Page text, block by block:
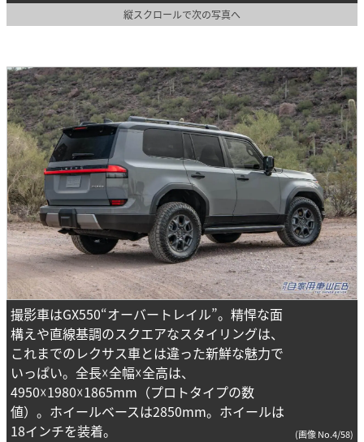
縦スクロールで次の写真へ
撮影車はGX550“オーバートレイル”。精悍な面
構えや直線基調のスクエアなスタイリングは、
これまでのレクサス車とは違った新鮮な魅力で
いっぱい。全長☓全幅☓全高は、
4950☓1980☓1865mm（プロトタイプの数
値）。ホイールベースは2850mm。ホイールは
18インチを装着。
(画像 No.4/58)